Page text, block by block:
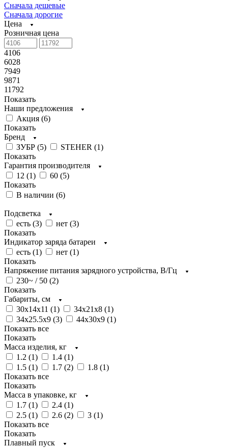
Сначала дешевые
Сначала дорогие
Цена
Розничная цена
4106
6028
7949
9871
11792
Показать
Наши предложения
Акция (6)
Показать
Бренд
ЗУБР (5) STEHER (1)
Показать
Гарантия производителя
12 (1) 60 (5)
Показать
В наличии (6)
Подсветка
есть (3) нет (3)
Показать
Индикатор заряда батареи
есть (1) нет (1)
Показать
Напряжение питания зарядного устройства, В/Гц
230~ / 50 (2)
Показать
Габариты, см
30x14x11 (1) 34x21x8 (1)
34x25.5x9 (3) 44x30x9 (1)
Показать все
Показать
Масса изделия, кг
1.2 (1) 1.4 (1)
1.5 (1) 1.7 (2) 1.8 (1)
Показать все
Показать
Масса в упаковке, кг
1.7 (1) 2.4 (1)
2.5 (1) 2.6 (2) 3 (1)
Показать все
Показать
Плавный пуск